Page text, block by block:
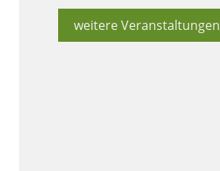
weitere Veranstaltungen